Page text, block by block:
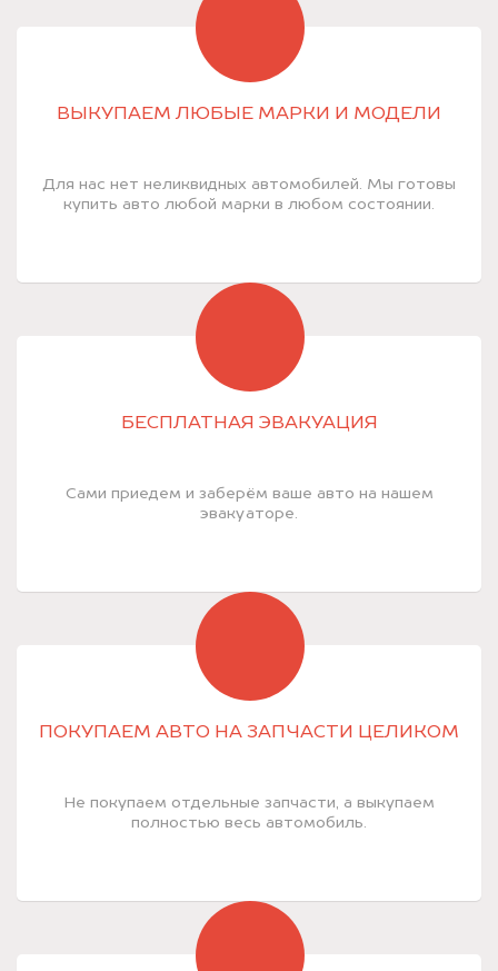
ВЫКУПАЕМ ЛЮБЫЕ МАРКИ И МОДЕЛИ
Для нас нет неликвидных автомобилей. Мы готовы
купить авто любой марки в любом состоянии.
БЕСПЛАТНАЯ ЭВАКУАЦИЯ
Сами приедем и заберём ваше авто на нашем
эвакуаторе.
ПОКУПАЕМ АВТО НА ЗАПЧАСТИ ЦЕЛИКОМ
Не покупаем отдельные запчасти, а выкупаем
полностью весь автомобиль.